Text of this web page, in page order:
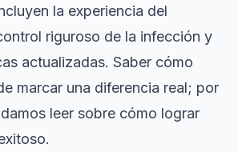
la experiencia del
riguroso de la infección y
actualizadas. Saber cómo
marcar una diferencia real; por
leer sobre cómo lograr
.